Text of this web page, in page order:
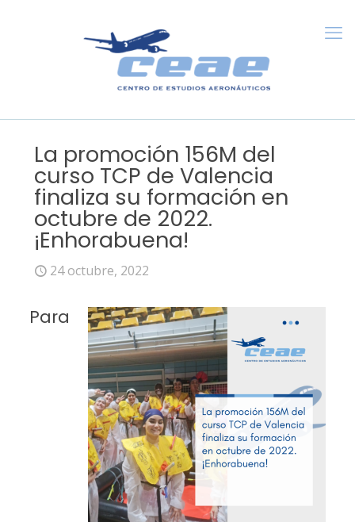
La promoción 156M del
curso TCP de Valencia
finaliza su formación en
octubre de 2022.
¡Enhorabuena!
24 octubre, 2022
Para